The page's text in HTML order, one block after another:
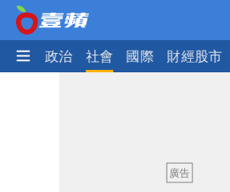
生活 政治 社會 國際 財經股市
8旬翁颱風後巡菜園疑